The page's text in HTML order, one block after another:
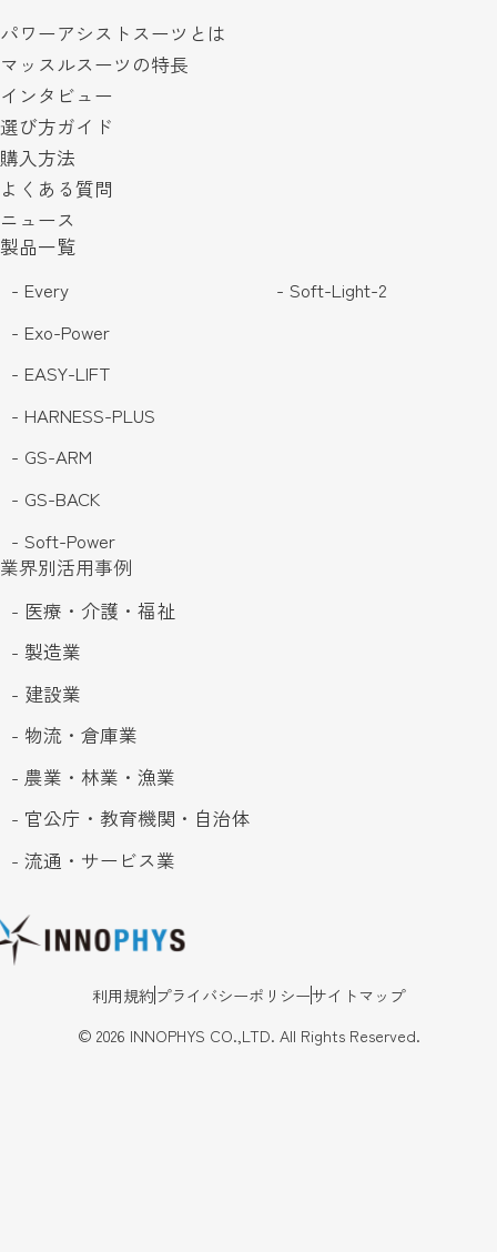
パワーアシストスーツとは
マッスルスーツの特長
インタビュー
選び方ガイド
購入方法
よくある質問
ニュース
製品一覧
- Every
- Exo-Power
- EASY-LIFT
- HARNESS-PLUS
- GS-ARM
- GS-BACK
- Soft-Power
- Soft-Light-2
業界別活用事例
- 医療・介護・福祉
- 製造業
- 建設業
- 物流・倉庫業
- 農業・林業・漁業
- 官公庁・教育機関・自治体
- 流通・サービス業
利用規約プライバシーポリシーサイトマップ
© 2026 INNOPHYS CO.,LTD. All Rights Reserved.